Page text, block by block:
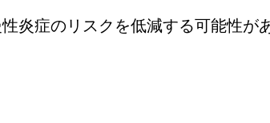
炎症のリスクを低減する可能性が